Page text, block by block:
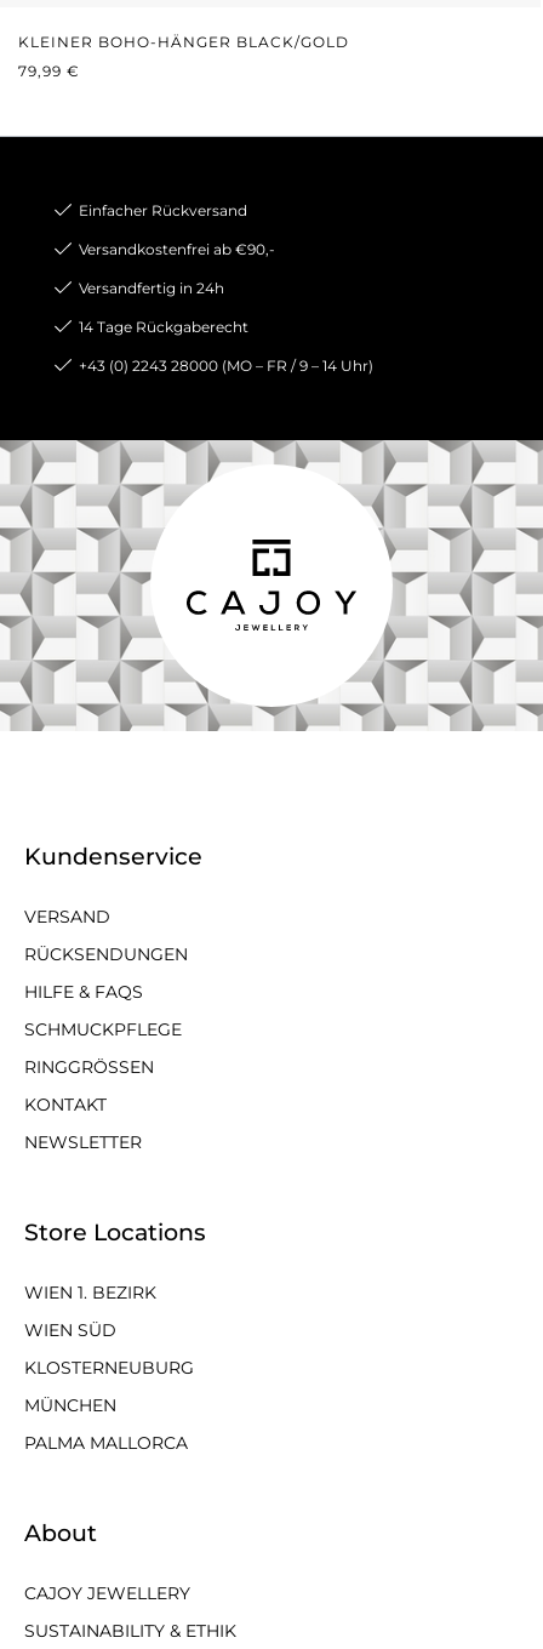
KLEINER BOHO-HÄNGER BLACK/GOLD
REGULÄRER PREIS:
79,99 €
Einfacher Rückversand
Versandkostenfrei ab €90,-
Versandfertig in 24h
14 Tage Rückgaberecht
+43 (0) 2243 28000 (MO – FR / 9 – 14 Uhr)
Kundenservice
VERSAND
RÜCKSENDUNGEN
HILFE & FAQS
SCHMUCKPFLEGE
RINGGRÖSSEN
KONTAKT
NEWSLETTER
Store Locations
WIEN 1. BEZIRK
WIEN SÜD
KLOSTERNEUBURG
MÜNCHEN
PALMA MALLORCA
About
CAJOY JEWELLERY
SUSTAINABILITY & ETHIK